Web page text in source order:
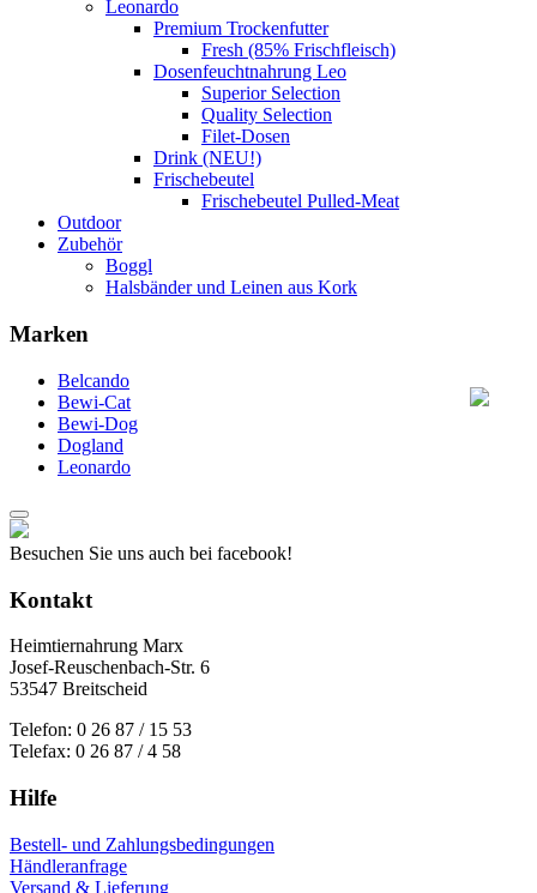
Leonardo
Premium Trockenfutter
Fresh (85% Frischfleisch)
Dosenfeuchtnahrung Leo
Superior Selection
Quality Selection
Filet-Dosen
Drink (NEU!)
Frischebeutel
Frischebeutel Pulled-Meat
Outdoor
Zubehör
Boggl
Halsbänder und Leinen aus Kork
Marken
Belcando
Bewi-Cat
Bewi-Dog
Dogland
Leonardo
Besuchen Sie uns auch bei facebook!
Kontakt
Heimtiernahrung Marx
Josef-Reuschenbach-Str. 6
53547 Breitscheid
Telefon: 0 26 87 / 15 53
Telefax: 0 26 87 / 4 58
Hilfe
Bestell- und Zahlungsbedingungen
Händleranfrage
Versand & Lieferung